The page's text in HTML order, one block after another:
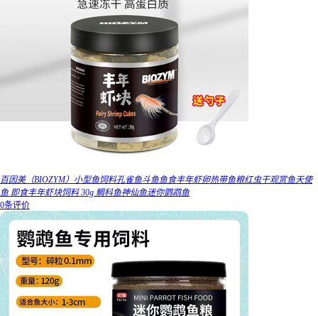
百因美（BIOZYM）小型鱼饲料孔雀鱼斗鱼鱼食丰年虾卵热带鱼粮红虫干观赏鱼天使
鱼 即食丰年虾块饲料 30g 鲷科鱼神仙鱼迷你鹦鹉鱼
0条评价